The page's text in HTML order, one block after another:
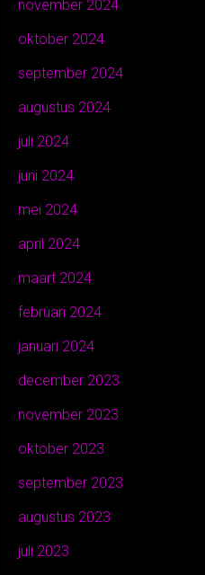
november 2024
oktober 2024
september 2024
augustus 2024
juli 2024
juni 2024
mei 2024
april 2024
maart 2024
februari 2024
januari 2024
december 2023
november 2023
oktober 2023
september 2023
augustus 2023
juli 2023